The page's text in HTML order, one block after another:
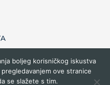
Dinners Credit
Cash
boljeg korisničkog iskustva
ove stranice
se slažete s tim.